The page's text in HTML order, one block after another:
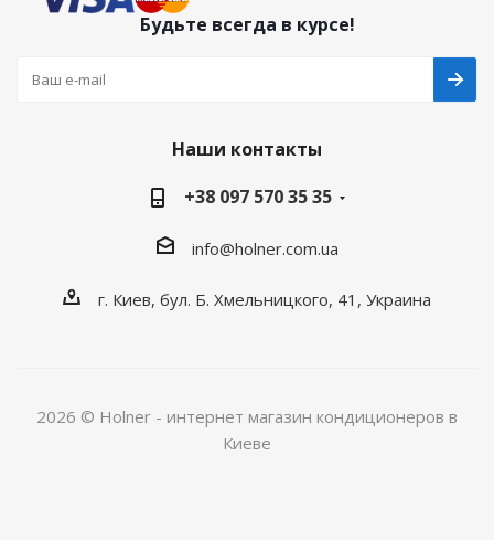
Будьте всегда в курсе!
Наши контакты
+38 097 570 35 35
info@holner.com.ua
г. Киев, бул. Б. Хмельницкого, 41, Украина
2026 © Holner - интернет магазин кондиционеров в
Киеве